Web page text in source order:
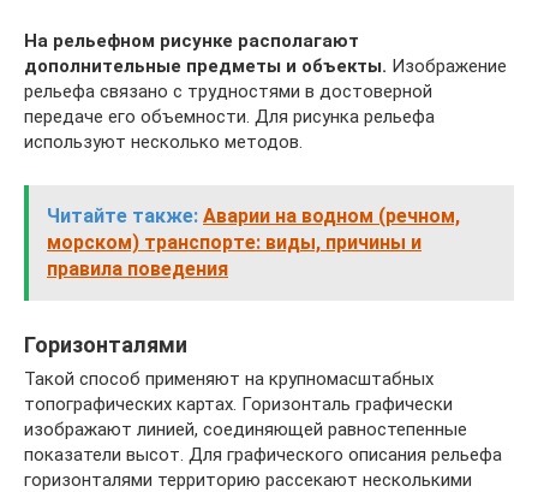
На рельефном рисунке располагают
дополнительные предметы и объекты. Изображение
рельефа связано с трудностями в достоверной
передаче его объемности. Для рисунка рельефа
используют несколько методов.
Читайте также: Аварии на водном (речном,
морском) транспорте: виды, причины и
правила поведения
Горизонталями
Такой способ применяют на крупномасштабных
топографических картах. Горизонталь графически
изображают линией, соединяющей равностепенные
показатели высот. Для графического описания рельефа
горизонталями территорию рассекают несколькими